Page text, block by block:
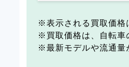
表示される買取価格
買取価格は、自転車
最新モデルや流通量